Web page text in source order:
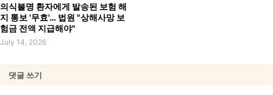
의식불명 환자에게 발송된 보험 해
지 통보 '무효'… 법원 "상해사망 보
험금 전액 지급해야"
July 14, 2026
댓글 쓰기